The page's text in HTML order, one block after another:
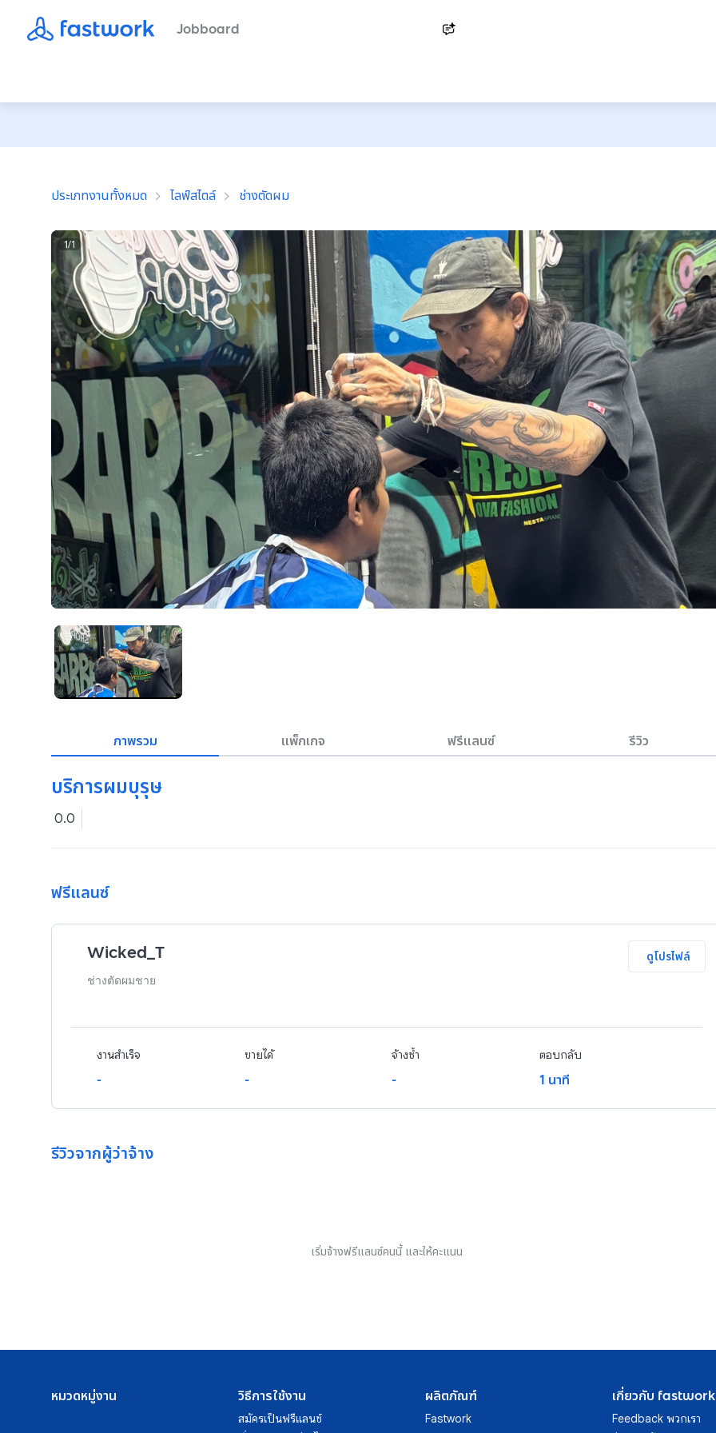
Jobboard
ประเภทงานทั้งหมด ไลฟ์สไตล์ ช่างตัดผม
1/1
ภาพรวม แพ็กเกจ ฟรีแลนซ์ รีวิว
บริการผมบุรุษ
0.0
ฟรีแลนซ์
Wicked_T
ช่างตัดผมชาย
ดูโปรไฟล์
งานสำเร็จ
-
ขายได้
-
จ้างซ้ำ
-
ตอบกลับ
1 นาที
รีวิวจากผู้ว่าจ้าง
เริ่มจ้างฟรีแลนซ์คนนี้ และให้คะแนน
หมวดหมู่งาน วิธีการใช้งาน
สมัครเป็นฟรีแลนซ์
ผลิตภัณฑ์
Fastwork
เกี่ยวกับ fastwork
Feedback พวกเรา